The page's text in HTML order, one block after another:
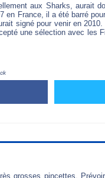
aux Sharks, aurait
en France, il a été barré
signé pour venir en
une sélection avec les
grosses pincettes.